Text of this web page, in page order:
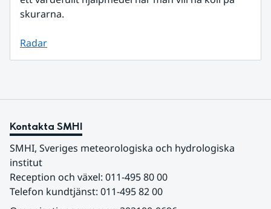
skurarna.
Radar
Kontakta SMHI
SMHI, Sveriges meteorologiska och hydrologiska
institut
Reception och växel: 011-495 80 00
Telefon kundtjänst: 011-495 82 00